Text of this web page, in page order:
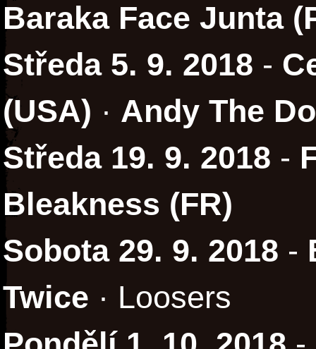
Baraka Face Junta
Středa 5. 9. 2018 -
(USA) · Andy The
Středa 19. 9. 2018 -
Bleakness (FR)
Sobota 29. 9. 2018 -
Twice · Loosers